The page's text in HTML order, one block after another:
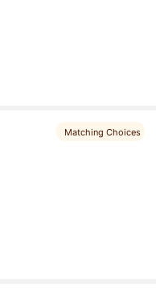
Matching Choices